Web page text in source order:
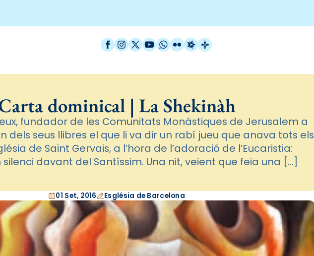
Facebook
Instagram
X / Twitter
YouTube
WhatsApp
FlickrRadio Estel
Catalunya Cristiana
dominical | La Shekinàh
fundador de les Comunitats Monàstiques de Jerusalem a
dels seus llibres el que li va dir un rabí jueu que anava tots els
de Saint Gervais, a l’hora de l’adoració de l’Eucaristia:
silenci davant del Santíssim. Una nit, veient que feia una […]
01 Set, 2016 Església de Barcelona